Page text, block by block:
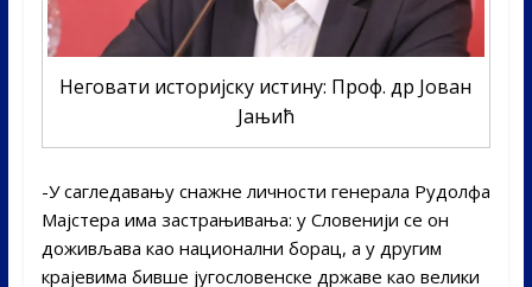
Неговати историјску истину: Проф. др Јован
Јањић
-У сагледавању снажне личности генерала Рудолфа
Мајстера има застрањивања: у Словенији се он
доживљава као национални борац, а у другим
крајевима бивше југословенске државе као велики